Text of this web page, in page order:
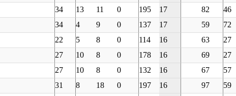
34 13 11 0 195 17 82 46
34 4 9 0 137 17 59 72
22 5 8 0 114 16 63 27
27 10 8 0 178 16 69 27
27 10 8 0 132 16 67 57
31 8 18 0 197 16 97 59